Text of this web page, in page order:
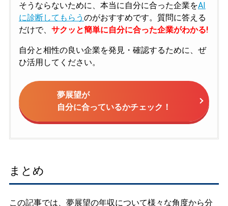
そうならないために、本当に自分に合った企業をAI
に診断してもらう のがおすすめです。質問に答える
だけで、 サクッと簡単に自分に合った企業がわかる!
自分と相性の良い企業を発見・確認するために、ぜ
ひ活用してください。
夢展望が
自分に合っているかチェック！
まとめ
この記事では、夢展望の年収について様々な角度から分